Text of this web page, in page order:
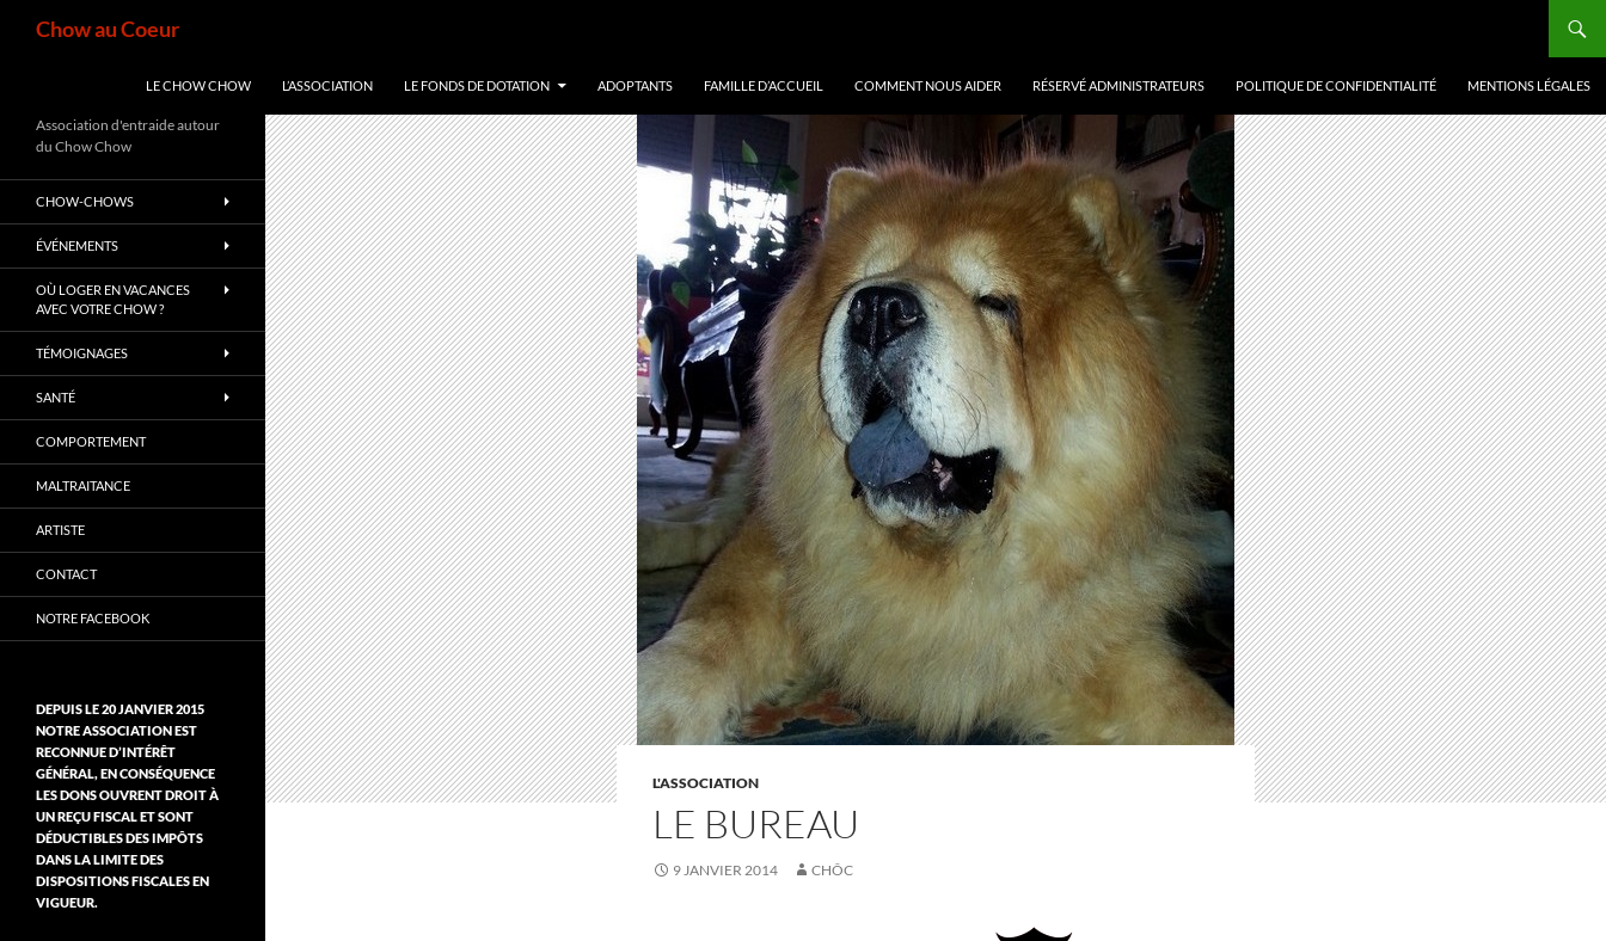
Chow au Coeur
LE CHOW CHOW L’ASSOCIATION LE FONDS DE DOTATION ADOPTANTS FAMILLE D’ACCUEIL COMMENT NOUS AIDER RÉSERVÉ ADMINISTRATEURS POLITIQUE DE CONFIDENTIALITÉ MENTIONS LÉGALES
L'ASSOCIATION
LE BUREAU
9 JANVIER 2014 CHÔC
Association d'entraide autour
du Chow Chow
CHOW-CHOWS
ÉVÉNEMENTS
OÙ LOGER EN VACANCES
AVEC VOTRE CHOW ?
TÉMOIGNAGES
SANTÉ
COMPORTEMENT
MALTRAITANCE
ARTISTE
CONTACT
NOTRE FACEBOOK
DEPUIS LE 20 JANVIER 2015
NOTRE ASSOCIATION EST
RECONNUE D’INTÉRÊT
GÉNÉRAL, EN CONSÉQUENCE
LES DONS OUVRENT DROIT À
UN REÇU FISCAL ET SONT
DÉDUCTIBLES DES IMPÔTS
DANS LA LIMITE DES
DISPOSITIONS FISCALES EN
VIGUEUR.